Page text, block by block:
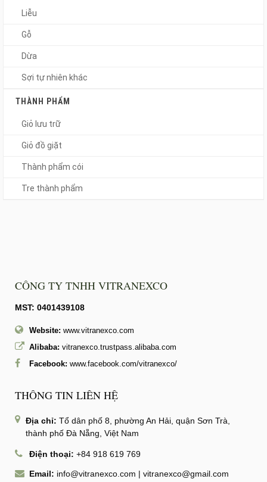
Liễu
Gỗ
Dừa
Sợi tự nhiên khác
THÀNH PHẨM
Giỏ lưu trữ
Giỏ đồ giặt
Thành phẩm cói
Tre thành phẩm
CÔNG TY TNHH VITRANEXCO
MST: 0401439108
Website: www.vitranexco.com
Alibaba: vitranexco.trustpass.alibaba.com
Facebook: www.facebook.com/vitranexco/
THÔNG TIN LIÊN HỆ
Địa chỉ: Tổ dân phố 8, phường An Hải, quận Sơn Trà,
thành phố Đà Nẵng, Việt Nam
Điện thoại: +84 918 619 769
Email: info@vitranexco.com | vitranexco@gmail.com